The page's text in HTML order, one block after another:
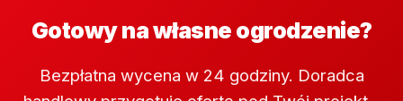
Gotowy na własne ogrodzenie?
Bezpłatna wycena w 24 godziny. Doradca